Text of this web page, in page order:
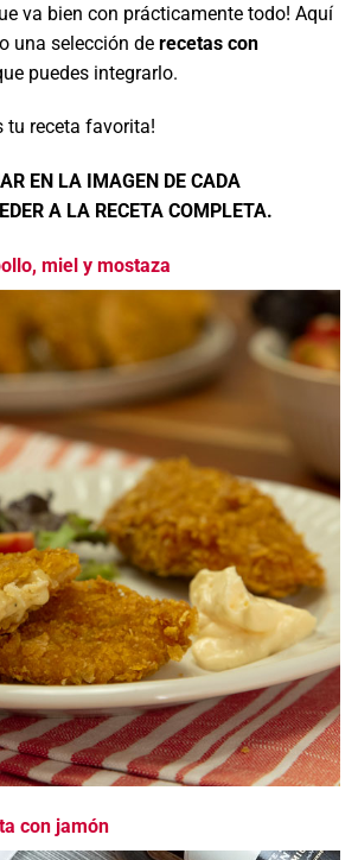
va bien con prácticamente todo! Aquí
una selección de recetas con
puedes integrarlo.
tu receta favorita!
EN LA IMAGEN DE CADA
A LA RECETA COMPLETA.
miel y mostaza
con jamón